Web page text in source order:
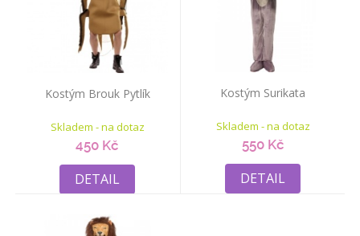
Kostým Brouk Pytlík
Skladem - na dotaz
450 Kč
DETAIL
Kostým Surikata
Skladem - na dotaz
550 Kč
DETAIL